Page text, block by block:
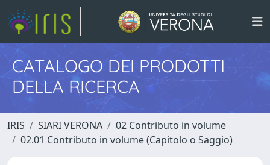
CATALOGO DEI PRODOTTI
DELLA RICERCA
IRIS SIARI VERONA
02 Contributo in volume
02.01 Contributo in volume (Capitolo o Saggio)